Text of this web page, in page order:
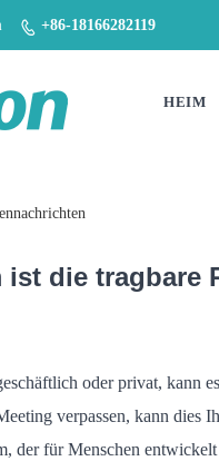
 +86-18166282119
HEIM
ist die tragbare
oder privat, kann
verpassen, kann dies
der für Menschen